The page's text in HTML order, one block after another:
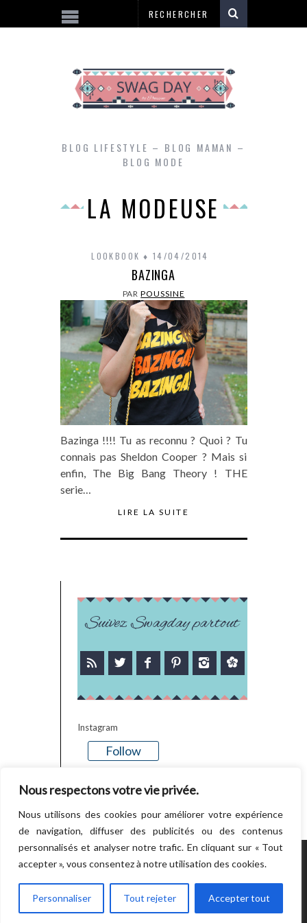
Nous respectons votre vie privée.
Nous utilisons des cookies pour améliorer votre expérience
de navigation, diffuser des publicités ou des contenus
personnalisés et analyser notre trafic. En cliquant sur « Tout
accepter », vous consentez à notre utilisation des cookies.
Personnaliser Tout rejeter Accepter tout
BLOG LIFESTYLE – BLOG MAMAN –
BLOG MODE
LA MODEUSE
LOOKBOOK 14/04/2014
BAZINGA
PARPOUSSINE
Bazinga !!!! Tu as reconnu ? Quoi ? Tu
connais pas Sheldon Cooper ? Mais si
enfin, The Big Bang Theory ! THE
serie…
LIRE LA SUITE
Suivez Swagday partout
Instagram
Follow
POWERED BY WORDPRESS.CREATED BY
THEMESINDEP
RETOUR EN HAUT